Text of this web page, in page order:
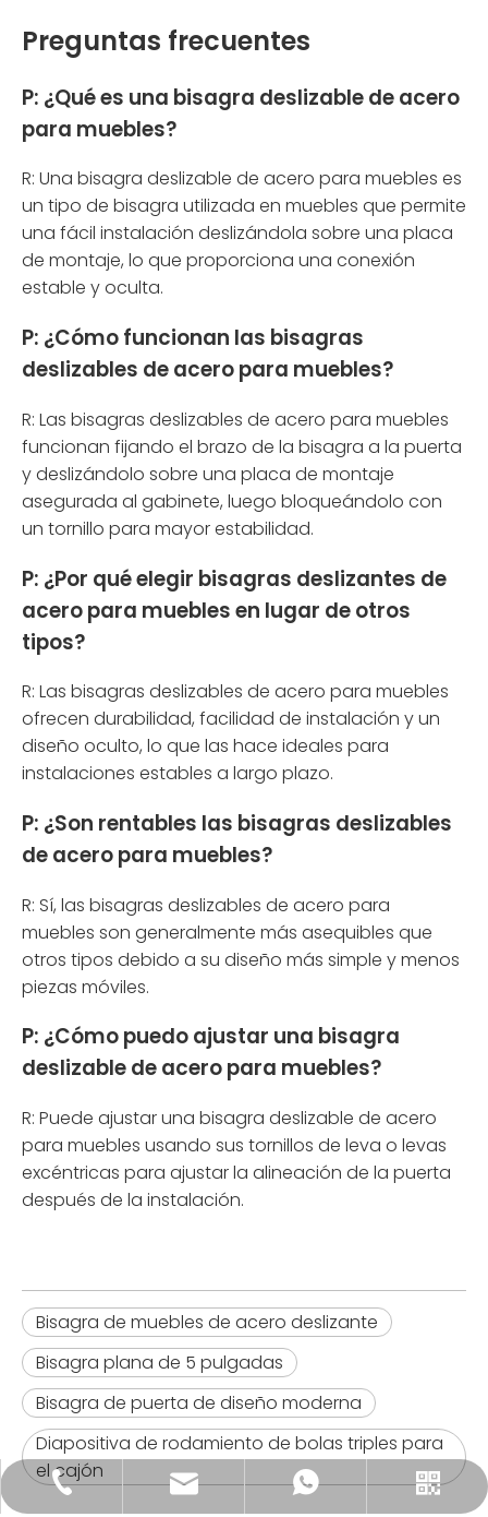
Preguntas frecuentes
P: ¿Qué es una bisagra deslizable de acero
para muebles?
R: Una bisagra deslizable de acero para muebles es
un tipo de bisagra utilizada en muebles que permite
una fácil instalación deslizándola sobre una placa
de montaje, lo que proporciona una conexión
estable y oculta.
P: ¿Cómo funcionan las bisagras
deslizables de acero para muebles?
R: Las bisagras deslizables de acero para muebles
funcionan fijando el brazo de la bisagra a la puerta
y deslizándolo sobre una placa de montaje
asegurada al gabinete, luego bloqueándolo con
un tornillo para mayor estabilidad.
P: ¿Por qué elegir bisagras deslizantes de
acero para muebles en lugar de otros
tipos?
R: Las bisagras deslizables de acero para muebles
ofrecen durabilidad, facilidad de instalación y un
diseño oculto, lo que las hace ideales para
instalaciones estables a largo plazo.
P: ¿Son rentables las bisagras deslizables
de acero para muebles?
R: Sí, las bisagras deslizables de acero para
muebles son generalmente más asequibles que
otros tipos debido a su diseño más simple y menos
piezas móviles.
P: ¿Cómo puedo ajustar una bisagra
deslizable de acero para muebles?
R: Puede ajustar una bisagra deslizable de acero
para muebles usando sus tornillos de leva o levas
excéntricas para ajustar la alineación de la puerta
después de la instalación.
Bisagra de muebles de acero deslizante
Bisagra plana de 5 pulgadas
Bisagra de puerta de diseño moderna
Diapositiva de rodamiento de bolas triples para
el cajón
+86 19868714718
sale2@songxinggroup.com
8619868714718
WeChat